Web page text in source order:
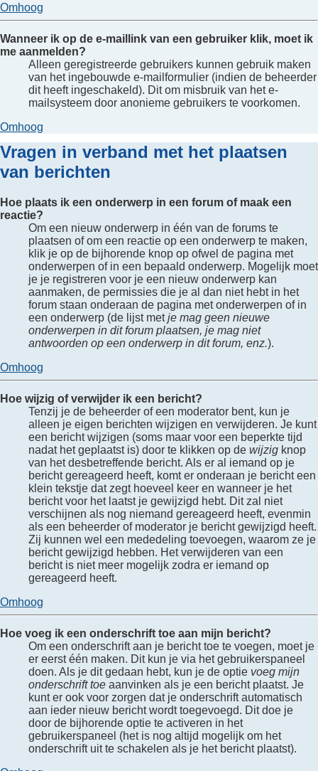
Omhoog
Wanneer ik op de e-maillink van een gebruiker klik, moet ik
me aanmelden?
Alleen geregistreerde gebruikers kunnen gebruik maken
van het ingebouwde e-mailformulier (indien de beheerder
dit heeft ingeschakeld). Dit om misbruik van het e-
mailsysteem door anonieme gebruikers te voorkomen.
Omhoog
Vragen in verband met het plaatsen
van berichten
Hoe plaats ik een onderwerp in een forum of maak een
reactie?
Om een nieuw onderwerp in één van de forums te
plaatsen of om een reactie op een onderwerp te maken,
klik je op de bijhorende knop op ofwel de pagina met
onderwerpen of in een bepaald onderwerp. Mogelijk moet
je je registreren voor je een nieuw onderwerp kan
aanmaken, de permissies die je al dan niet hebt in het
forum staan onderaan de pagina met onderwerpen of in
een onderwerp (de lijst metje mag geen nieuwe
onderwerpen in dit forum plaatsen, je mag niet
antwoorden op een onderwerp in dit forum, enz.).
Omhoog
Hoe wijzig of verwijder ik een bericht?
Tenzij je de beheerder of een moderator bent, kun je
alleen je eigen berichten wijzigen en verwijderen. Je kunt
een bericht wijzigen (soms maar voor een beperkte tijd
nadat het geplaatst is) door te klikken op de wijzig knop
van het desbetreffende bericht. Als er al iemand op je
bericht gereageerd heeft, komt er onderaan je bericht een
klein tekstje dat zegt hoeveel keer en wanneer je het
bericht voor het laatst je gewijzigd hebt. Dit zal niet
verschijnen als nog niemand gereageerd heeft, evenmin
als een beheerder of moderator je bericht gewijzigd heeft.
Zij kunnen wel een mededeling toevoegen, waarom ze je
bericht gewijzigd hebben. Het verwijderen van een
bericht is niet meer mogelijk zodra er iemand op
gereageerd heeft.
Omhoog
Hoe voeg ik een onderschrift toe aan mijn bericht?
Om een onderschrift aan je bericht toe te voegen, moet je
er eerst één maken. Dit kun je via het gebruikerspaneel
doen. Als je dit gedaan hebt, kun je de optie voeg mijn
onderschrift toe aanvinken als je een bericht plaatst. Je
kunt er ook voor zorgen dat je onderschrift automatisch
aan ieder nieuw bericht wordt toegevoegd. Dit doe je
door de bijhorende optie te activeren in het
gebruikerspaneel (het is nog altijd mogelijk om het
onderschrift uit te schakelen als je het bericht plaatst).